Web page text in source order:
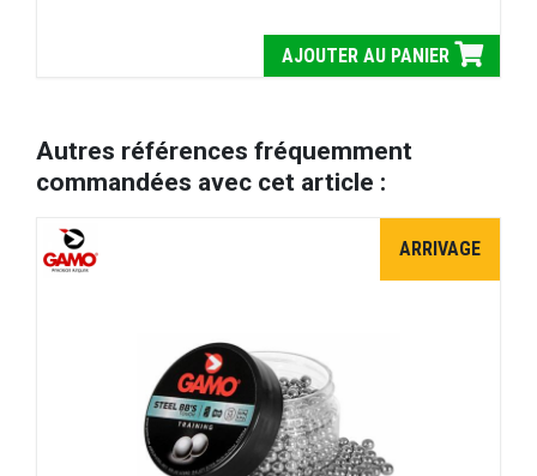
AJOUTER AU PANIER
Autres références fréquemment
commandées avec cet article :
ARRIVAGE